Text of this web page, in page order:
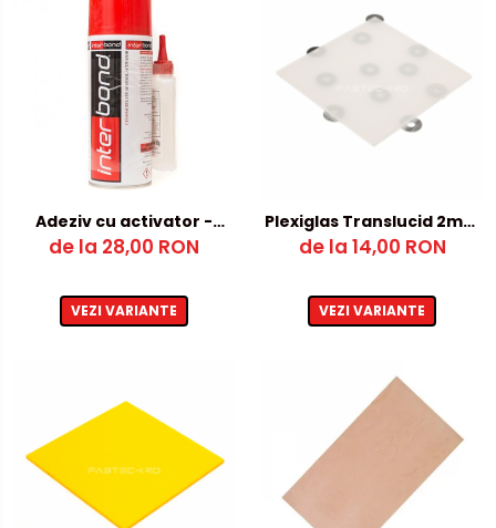
Adeziv cu activator -
cianoacrilat
de la 28,00 RON
VEZI VARIANTE
Plexiglas Translucid 2mm
– 250x250mm
de la 14,00 RON
VEZI VARIANTE